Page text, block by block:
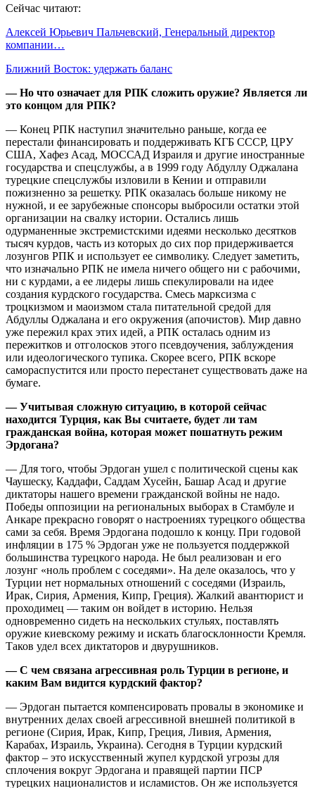
Сейчас читают:
Алексей Юрьевич Пальчевский, Генеральный директор
компании…
Ближний Восток: удержать баланс
— Но что означает для РПК сложить оружие? Является ли
это концом для РПК?
— Конец РПК наступил значительно раньше, когда ее
перестали финансировать и поддерживать КГБ СССР, ЦРУ
США, Хафез Асад, МОССАД Израиля и другие иностранные
государства и спецслужбы, а в 1999 году Абдуллу Оджалана
турецкие спецслужбы изловили в Кении и отправили
пожизненно за решетку. РПК оказалась больше никому не
нужной, и ее зарубежные спонсоры выбросили остатки этой
организации на свалку истории. Остались лишь
одурманенные экстремистскими идеями несколько десятков
тысяч курдов, часть из которых до сих пор придерживается
лозунгов РПК и использует ее символику. Следует заметить,
что изначально РПК не имела ничего общего ни с рабочими,
ни с курдами, а ее лидеры лишь спекулировали на идее
создания курдского государства. Смесь марксизма с
троцкизмом и маоизмом стала питательной средой для
Абдуллы Оджалана и его окружения (апочистов). Мир давно
уже пережил крах этих идей, а РПК осталась одним из
пережитков и отголосков этого псевдоучения, заблуждения
или идеологического тупика. Скорее всего, РПК вскоре
самораспустится или просто перестанет существовать даже на
бумаге.
— Учитывая сложную ситуацию, в которой сейчас
находится Турция, как Вы считаете, будет ли там
гражданская война, которая может пошатнуть режим
Эрдогана?
— Для того, чтобы Эрдоган ушел с политической сцены как
Чаушеску, Каддафи, Саддам Хусейн, Башар Асад и другие
диктаторы нашего времени гражданской войны не надо.
Победы оппозиции на региональных выборах в Стамбуле и
Анкаре прекрасно говорят о настроениях турецкого общества
сами за себя. Время Эрдогана подошло к концу. При годовой
инфляции в 175 % Эрдоган уже не пользуется поддержкой
большинства турецкого народа. Не был реализован и его
лозунг «ноль проблем с соседями». На деле оказалось, что у
Турции нет нормальных отношений с соседями (Израиль,
Ирак, Сирия, Армения, Кипр, Греция). Жалкий авантюрист и
проходимец — таким он войдет в историю. Нельзя
одновременно сидеть на нескольких стульях, поставлять
оружие киевскому режиму и искать благосклонности Кремля.
Таков удел всех диктаторов и двурушников.
— С чем связана агрессивная роль Турции в регионе, и
каким Вам видится курдский фактор?
— Эрдоган пытается компенсировать провалы в экономике и
внутренних делах своей агрессивной внешней политикой в
регионе (Сирия, Ирак, Кипр, Греция, Ливия, Армения,
Карабах, Израиль, Украина). Сегодня в Турции курдский
фактор – это искусственный жупел курдской угрозы для
сплочения вокруг Эрдогана и правящей партии ПСР
турецких националистов и исламистов. Он же используется